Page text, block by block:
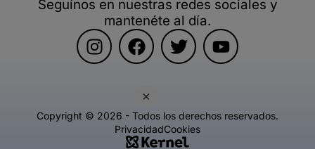
×
Seguínos en nuestras redes sociales y
mantenéte al día.
Copyright © 2026 - Todos los derechos reservados.
PrivacidadCookies